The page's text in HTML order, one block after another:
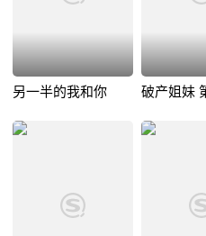
另一半的我和你 破产姐妹